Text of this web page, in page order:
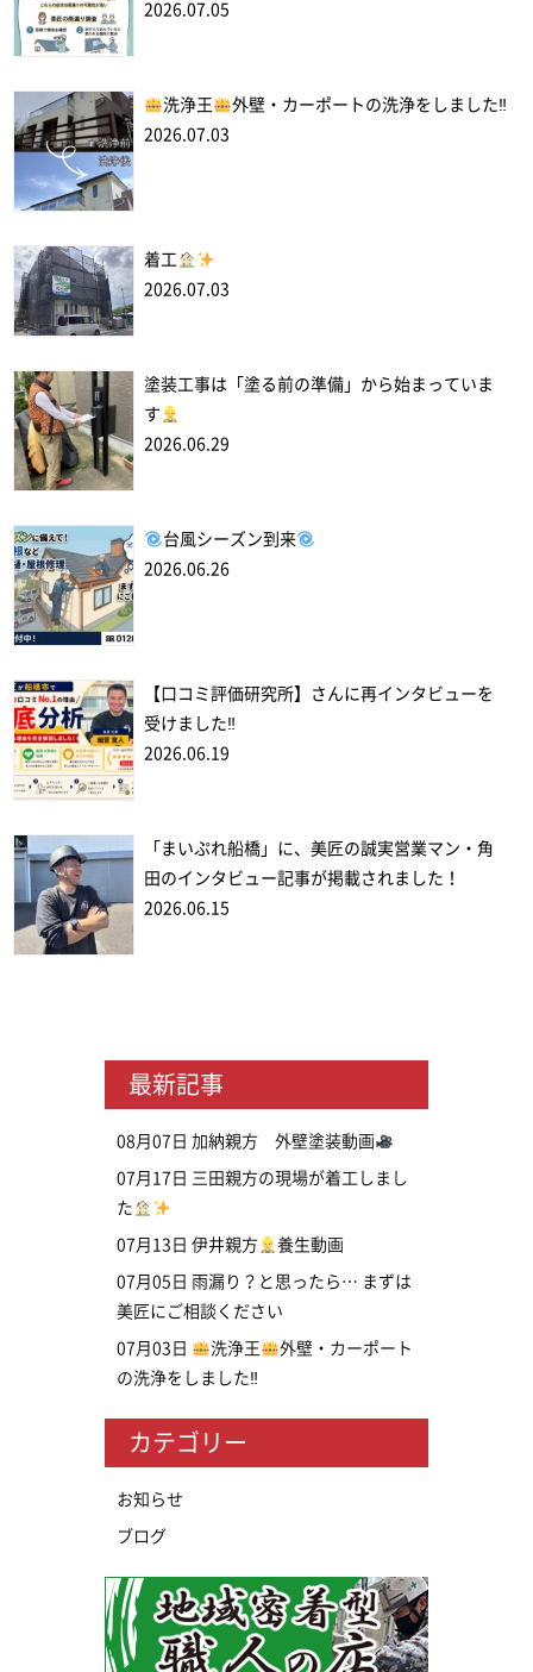
2026.07.05
洗浄王
外壁・カーポートの洗浄をしました‼
2026.07.03
着工
2026.07.03
塗装工事は「塗る前の準備」から始まっていま
す
2026.06.29
台風シーズン到来
2026.06.26
【口コミ評価研究所】さんに再インタビューを
受けました‼
2026.06.19
「まいぷれ船橋」に、美匠の誠実営業マン・角
田のインタビュー記事が掲載されました！
2026.06.15
最新記事
08月07日 加納親方 外壁塗装動画
07月17日 三田親方の現場が着工しまし
た
07月13日 伊井親方 養生動画
07月05日 雨漏り？と思ったら… まずは
美匠にご相談ください
07月03日 洗浄王
外壁・カーポート
の洗浄をしました‼
カテゴリー
お知らせ
ブログ